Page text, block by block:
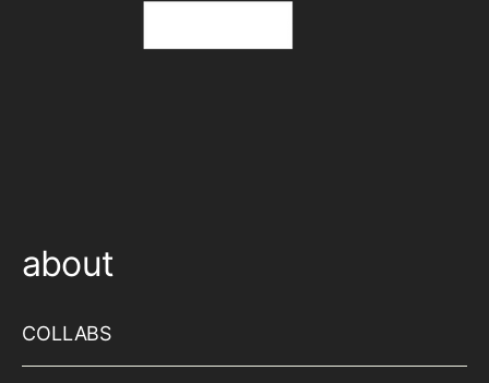
about
COLLABS